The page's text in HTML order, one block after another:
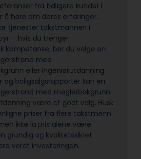
fra tidligere kunder i
å høre om deres erfaringer.
tjenester takstmannen i
– hvis du trenger
kompetanse, bør du velge en
med
eller ingeniørutdanning.
og boligsalgsrapporter kan en
med meglerbakgrunn
være et godt valg. Husk
priser fra flere takstmenn
ikke la pris alene være
grundig og kvalitetssikret
verdt investeringen.